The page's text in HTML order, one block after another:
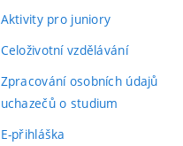
Aktivity pro juniory
Celoživotní vzdělávání
Zpracování osobních údajů
uchazečů o studium
E-přihláška